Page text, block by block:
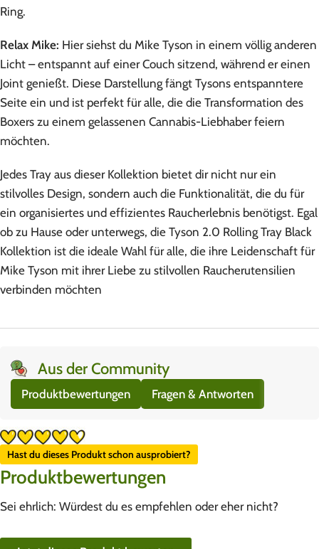
Ring.
Relax Mike: Hier siehst du Mike Tyson in einem völlig anderen
Licht – entspannt auf einer Couch sitzend, während er einen
Joint genießt. Diese Darstellung fängt Tysons entspanntere
Seite ein und ist perfekt für alle, die die Transformation des
Boxers zu einem gelassenen Cannabis-Liebhaber feiern
möchten.
Jedes Tray aus dieser Kollektion bietet dir nicht nur ein
stilvolles Design, sondern auch die Funktionalität, die du für
ein organisiertes und effizientes Raucherlebnis benötigst. Egal
ob zu Hause oder unterwegs, die Tyson 2.0 Rolling Tray Black
Kollektion ist die ideale Wahl für alle, die ihre Leidenschaft für
Mike Tyson mit ihrer Liebe zu stilvollen Raucherutensilien
verbinden möchten
Aus der Community
Produktbewertungen Fragen & Antworten
Hast du dieses Produkt schon ausprobiert?
Produktbewertungen
Sei ehrlich: Würdest du es empfehlen oder eher nicht?